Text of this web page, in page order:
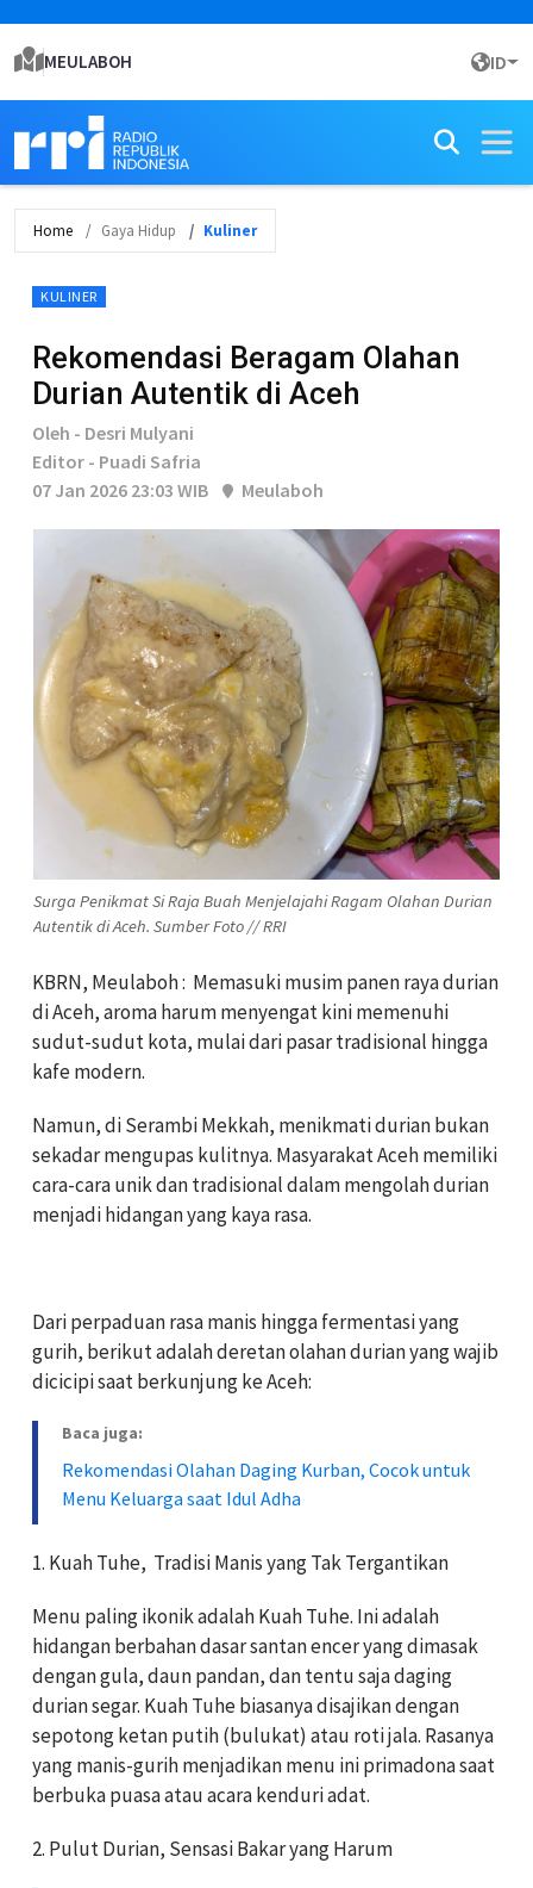
MEULABOH ID
Home Gaya Hidup Kuliner
KULINER
Rekomendasi Beragam Olahan
Durian Autentik di Aceh
Oleh - Desri Mulyani
Editor - Puadi Safria
07 Jan 2026 23:03 WIB
Meulaboh
Surga Penikmat Si Raja Buah Menjelajahi Ragam Olahan Durian
Autentik di Aceh. Sumber Foto // RRI
KBRN, Meulaboh : Memasuki musim panen raya durian
di Aceh, aroma harum menyengat kini memenuhi
sudut-sudut kota, mulai dari pasar tradisional hingga
kafe modern.
Namun, di Serambi Mekkah, menikmati durian bukan
sekadar mengupas kulitnya. Masyarakat Aceh memiliki
cara-cara unik dan tradisional dalam mengolah durian
menjadi hidangan yang kaya rasa.
Dari perpaduan rasa manis hingga fermentasi yang
gurih, berikut adalah deretan olahan durian yang wajib
dicicipi saat berkunjung ke Aceh:
Baca juga:
Rekomendasi Olahan Daging Kurban, Cocok untuk
Menu Keluarga saat Idul Adha
1. Kuah Tuhe, Tradisi Manis yang Tak Tergantikan
Menu paling ikonik adalah Kuah Tuhe. Ini adalah
hidangan berbahan dasar santan encer yang dimasak
dengan gula, daun pandan, dan tentu saja daging
durian segar. Kuah Tuhe biasanya disajikan dengan
sepotong ketan putih (bulukat) atau roti jala. Rasanya
yang manis-gurih menjadikan menu ini primadona saat
berbuka puasa atau acara kenduri adat.
2. Pulut Durian, Sensasi Bakar yang Harum